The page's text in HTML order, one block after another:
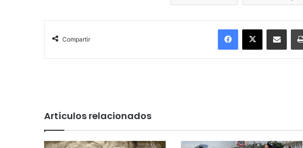
Compartir
Facebook
X Enviar vía email
Artículos relacionados